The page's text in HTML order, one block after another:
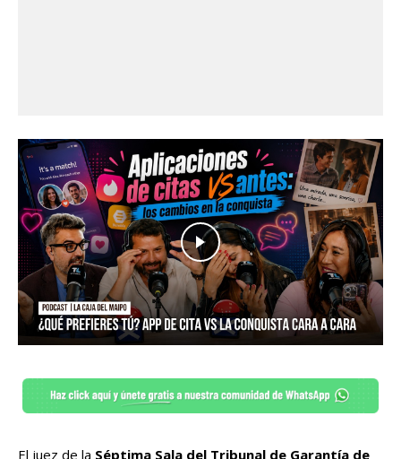
El juez de la Séptima Sala del Tribunal de Garantía de